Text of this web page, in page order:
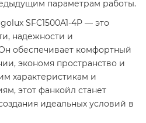
параметрам работы.
SFC1500A1-4P — это
надежности и
обеспечивает комфортный
экономя пространство и
характеристикам и
этот фанкойл станет
идеальных условий в